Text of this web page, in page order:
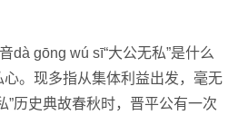
dà gōng wú sī“大公无私”是什么
。现多指从集体利益出发，毫无
”历史典故春秋时，晋平公有一次